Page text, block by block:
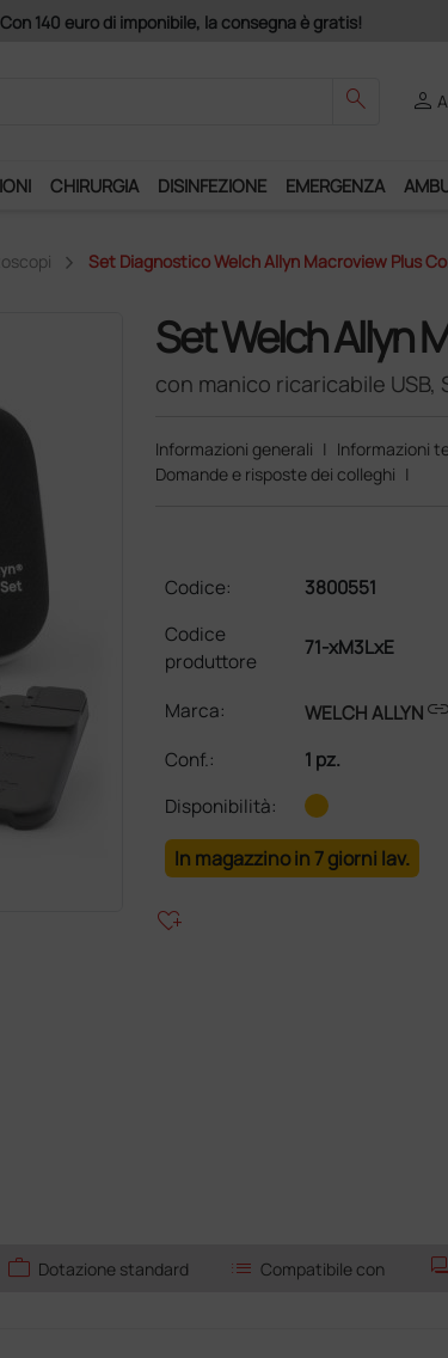
un anno di spedizioni a 39,90 euro + IVA!
search person
CHIRURGIA DISINFEZIONE EMERGENZA
Set Diagnostico Welch Allyn Macroview Plus
Set Welch Allyn
con manico ricaricabile
Informazioni generali | Informazioni
Domande e risposte dei colleghi |
Codice:
3800551
Codice
produttore
71-xM3LxE
Marca: WELCH ALLYNlink
Conf.:
1 pz.
Disponibilità:
In magazzino in 7 giorni lav.
heart_plus
work Dotazione standard list Compatibile con